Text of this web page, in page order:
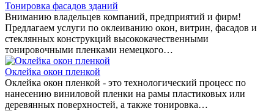
Тонировка фасадов зданий
Вниманию владельцев компаний, предприятий и фирм!
Предлагаем услуги по оклеиванию окон, витрин, фасадов и
стеклянных конструкций высококачественными
тонировочными пленками немецкого…
Оклейка окон пленкой
Оклейка окон пленкой - это технологический процесс по
нанесению виниловой пленки на рамы пластиковых или
деревянных поверхностей, а также тонировка…